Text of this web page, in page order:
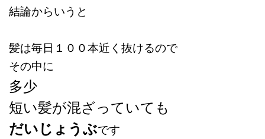
結論からいうと
髪は毎日１００本近く抜けるので
その中に
多少
短い髪が混ざっていても
だいじょうぶです